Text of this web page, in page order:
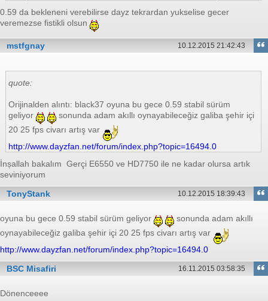
0.59 da bekleneni verebilirse dayz tekrardan yukselise gecer
veremezse fistikli olsun
mstfgnay 10.12.2015 21:42:43
quote:
Orijinalden alıntı: black37 oyuna bu gece 0.59 stabil sürüm
geliyor
sonunda adam akıllı oynayabileceğiz galiba şehir içi
20 25 fps civarı artış var
http://www.dayzfan.net/forum/index.php?topic=16494.0
İnșallah bakalım Gerçi E6550 ve HD7750 ile ne kadar olursa artık
seviniyorum
TonyStank
10.12.2015 18:39:43
oyuna bu gece 0.59 stabil sürüm geliyor
sonunda adam akıllı
oynayabileceğiz galiba şehir içi 20 25 fps civarı artış var
http://www.dayzfan.net/forum/index.php?topic=16494.0
BSC Misafiri
16.11.2015 03:58:35
Dönenceeee